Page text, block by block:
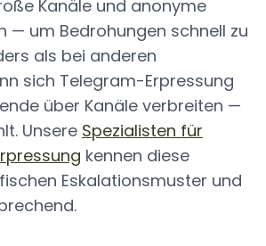
Kanäle und anonyme
— um Bedrohungen schnell zu
als bei anderen
sich Telegram-Erpressung
über Kanäle verbreiten —
Unsere Spezialisten für
kennen diese
Eskalationsmuster und